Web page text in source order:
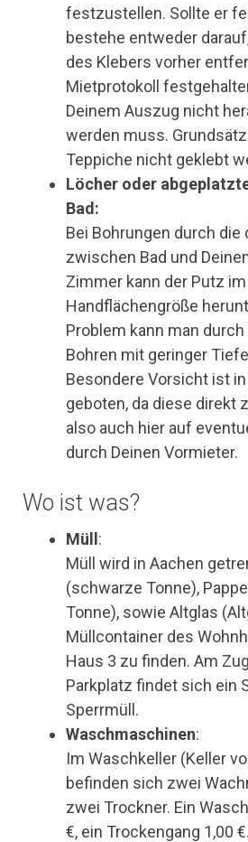
festzustellen. Sollte er
bestehe entweder
des Klebers vorher
Mietprotokoll
Deinem Auszug nicht
werden muss.
Teppiche nicht geklebt
Löcher oder
Bad:
Bei Bohrungen durch die
zwischen Bad und
Zimmer kann der Putz
Handflächengröße
Problem kann man
Bohren mit geringer
Besondere Vorsicht ist
geboten, da diese direkt
also auch hier auf
durch Deinen Vormieter.
Wo ist was?
Müll :
Müll wird in Aachen
(schwarze Tonne),
Tonne), sowie Altglas
Müllcontainer des
Haus 3 zu finden. Am
Parkplatz findet sich ein
Sperrmüll.
Waschmaschinen:
Im Waschkeller (Keller
befinden sich zwei
zwei Trockner. Ein
€, ein Trockengang 1,00